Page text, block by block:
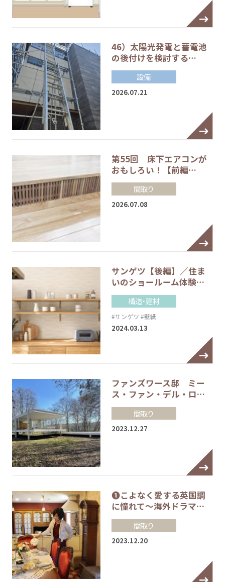
46）太陽光発電と蓄電池
の後付けを検討する…
設備
2026.07.21
第55回 床下エアコンが
おもしろい！【前編…
間取り
2026.07.08
サンゲツ【後編】／住ま
いのショールーム体験…
構造・建材
#サンゲツ #壁紙
2024.03.13
ファンズワース邸 ミー
ス・ファン・デル・ロ…
間取り
2023.12.27
❶こよなく愛する英国調
に憧れて～海外ドラマ…
間取り
2023.12.20